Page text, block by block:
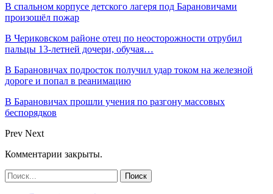
В спальном корпусе детского лагеря под Барановичами
произошёл пожар
В Чериковском районе отец по неосторожности отрубил
пальцы 13-летней дочери, обучая…
В Барановичах подросток получил удар током на железной
дороге и попал в реанимацию
В Барановичах прошли учения по разгону массовых
беспорядков
Prev Next
Комментарии закрыты.